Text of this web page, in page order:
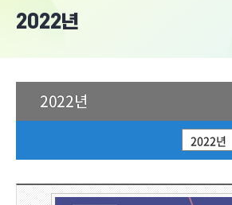
2022년
2022년
2022년